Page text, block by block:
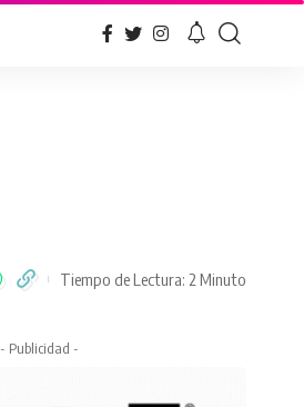
Tiempo de Lectura: 2 Minuto
- Publicidad -